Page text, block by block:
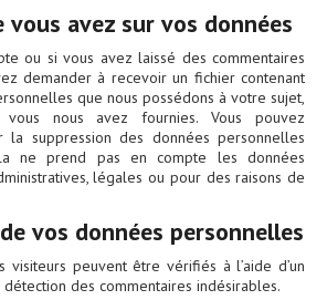
avez sur vos données
ou si vous avez laissé des commentaires
demander à recevoir un fichier contenant
que nous possédons à votre sujet,
nous avez fournies. Vous pouvez
la suppression des données personnelles
ne prend pas en compte les données
légales ou pour des raisons de
vos données personnelles
visiteurs peuvent être vérifiés à l’aide d’un
des commentaires indésirables.